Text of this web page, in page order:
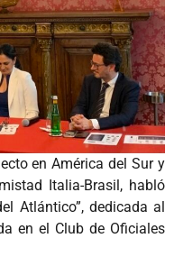
en América del Sur y
Italia-Brasil, habló
Atlántico”, dedicada al
en el Club de Oficiales